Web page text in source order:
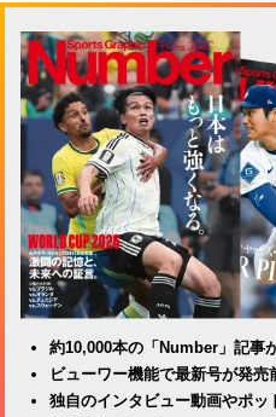
約10,000本の「Number」記事
ビューワー機能で最新号が発売
独自のインタビュー動画やポッ